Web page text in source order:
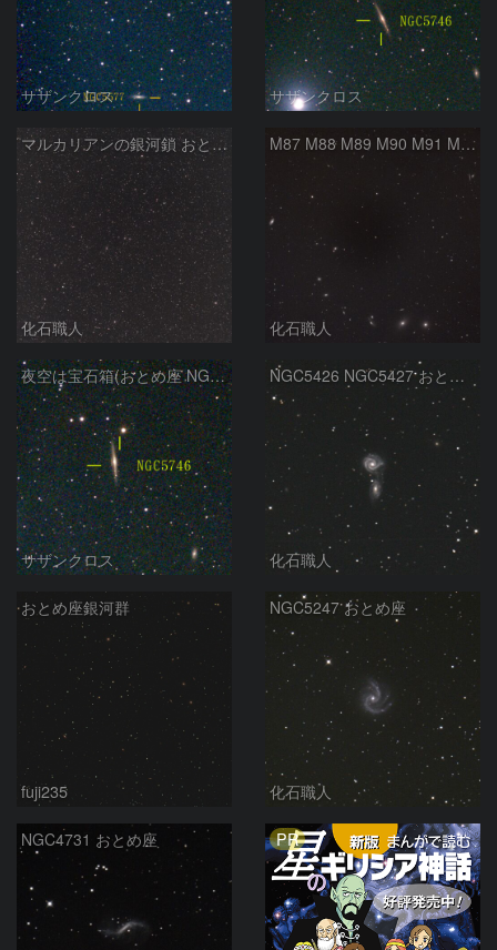
サザンクロス サザンクロス
マルカリアンの銀河鎖 おとめ座・ かみのけ座の銀河
化石職人
M87 M88 M89 M90 M91 M100 マルカリアンの銀河鎖 おとめ座 かみのけ座
化石職人
夜空は宝石箱(おとめ座 NGC5746) Seestar50
サザンクロス
NGC5426 NGC5427 おとめ座
化石職人
おとめ座銀河群
fuji235
NGC5247 おとめ座
化石職人
NGC4731 おとめ座 PR